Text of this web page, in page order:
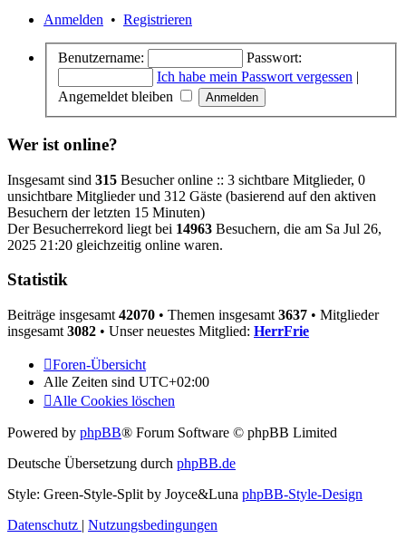
Anmelden • Registrieren
Benutzername:
Passwort:
Ich habe mein Passwort vergessen |
Angemeldet bleiben
Wer ist online?
Insgesamt sind 315 Besucher online :: 3 sichtbare Mitglieder, 0
unsichtbare Mitglieder und 312 Gäste (basierend auf den aktiven
Besuchern der letzten 15 Minuten)
Der Besucherrekord liegt bei 14963 Besuchern, die am Sa Jul 26,
2025 21:20 gleichzeitig online waren.
Statistik
Beiträge insgesamt 42070 • Themen insgesamt 3637 • Mitglieder
insgesamt 3082 • Unser neuestes Mitglied: HerrFrie
Foren-Übersicht
Alle Zeiten sind UTC+02:00
Alle Cookies löschen
Powered by phpBB® Forum Software © phpBB Limited
Deutsche Übersetzung durch phpBB.de
Style: Green-Style-Split by Joyce&Luna phpBB-Style-Design
Datenschutz | Nutzungsbedingungen